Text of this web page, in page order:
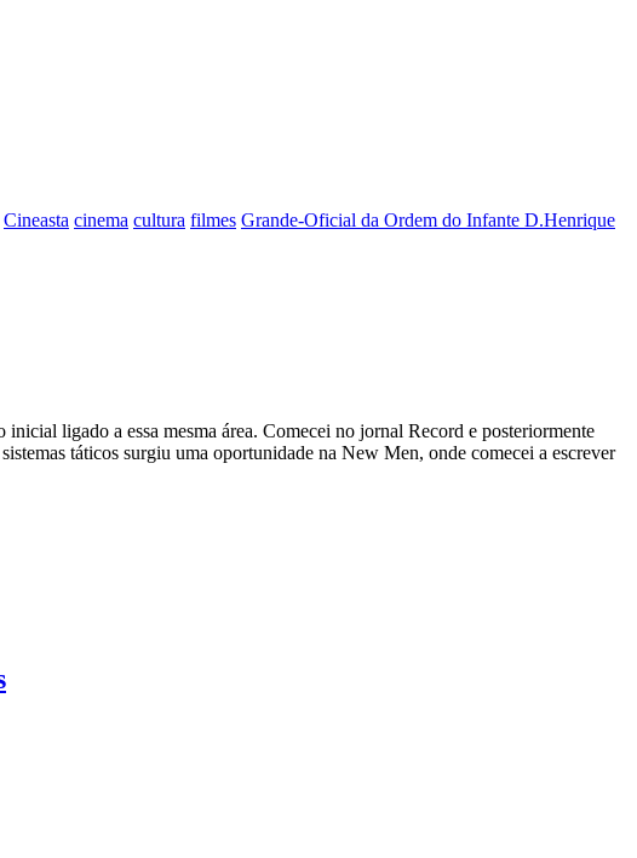
Cineasta cinema cultura filmes Grande-Oficial da Ordem do Infante D.Henrique
ligado a essa mesma área. Comecei no jornal Record e posteriormente
táticos surgiu uma oportunidade na New Men, onde comecei a escrever